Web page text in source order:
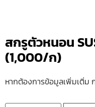
สกรูตัวหนอน
(1,000/ก)
หากต้องการข้อมูลเพิ่มเติ่